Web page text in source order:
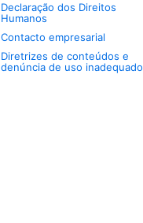
Declaração dos Direitos
Humanos
Contacto empresarial
Diretrizes de conteúdos e
denúncia de uso inadequado